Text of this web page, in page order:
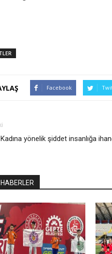
Facebook
Kadına yönelik şiddet insanlığa